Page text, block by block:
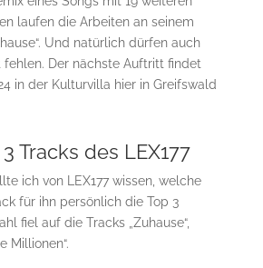
laufen die Arbeiten an seinem
Und natürlich dürfen auch
fehlen. Der nächste Auftritt findet
in der Kulturvilla hier in Greifswald
Tracks des LEX177
ich von LEX177 wissen, welche
für ihn persönlich die Top 3
fiel auf die Tracks „Zuhause“,
Millionen“.